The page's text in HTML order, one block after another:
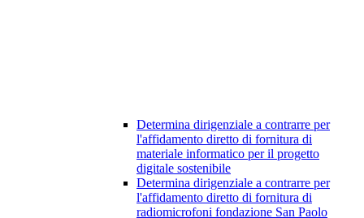
Determina dirigenziale a contrarre per
l'affidamento diretto di fornitura di
materiale informatico per il progetto
digitale sostenibile
Determina dirigenziale a contrarre per
l'affidamento diretto di fornitura di
radiomicrofoni fondazione San Paolo